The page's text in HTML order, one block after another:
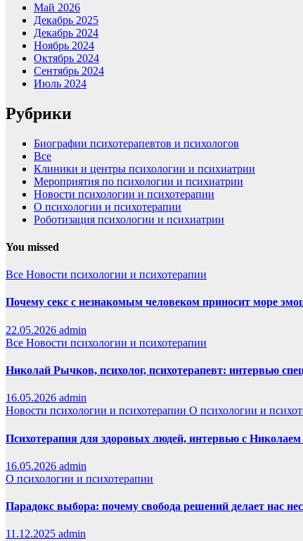
Май 2026
Декабрь 2025
Декабрь 2024
Ноябрь 2024
Октябрь 2024
Сентябрь 2024
Июль 2024
Рубрики
Биографии психотерапевтов и психологов
Все
Клиники и центры психологии и психиатрии
Мероприятия по психологии и психиатрии
Новости психологии и психотерапии
О психологии и психотерапии
Роботизация психологии и психиатрии
You missed
Все Новости психологии и психотерапии
Почему секс с незнакомым человеком приносит море
22.05.2026 admin
Все Новости психологии и психотерапии
Николай Рычков, психолог, психотерапевт: интервью
16.05.2026 admin
Новости психологии и психотерапии О психологии и
Психотерапия для здоровых людей, интервью с
16.05.2026 admin
О психологии и психотерапии
Парадокс выбора: почему свобода решений делает нас
11.12.2025 admin